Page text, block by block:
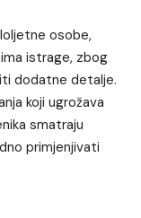
osobe,
istrage, zbog
dodatne detalje.
koji ugrožava
smatraju
primjenjivati